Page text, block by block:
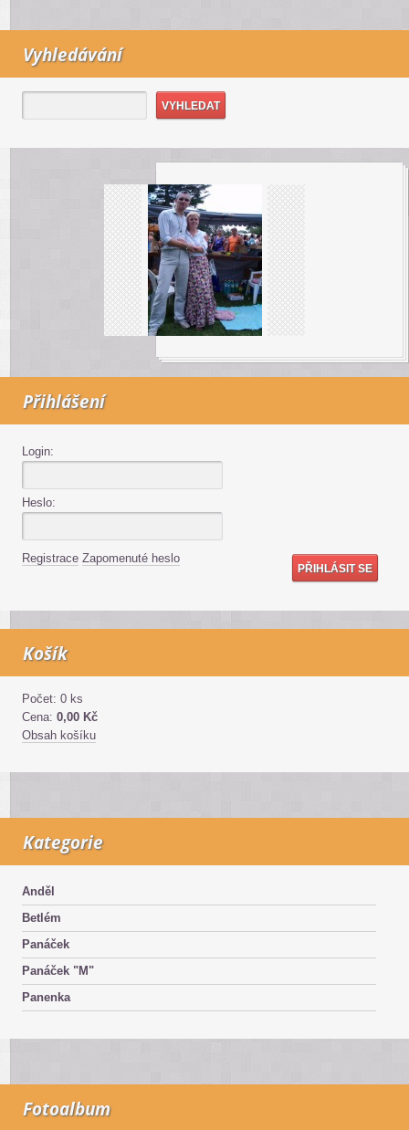
Vyhledávání
Přihlášení
Login:
Heslo:
Registrace Zapomenuté heslo
Košík
Počet: 0 ks
Cena: 0,00 Kč
Obsah košíku
Kategorie
Anděl
Betlém
Panáček
Panáček "M"
Panenka
Fotoalbum